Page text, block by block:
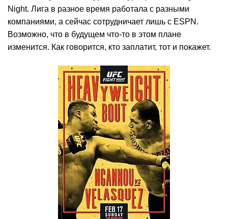
Night. Лига в разное время работала с разными
компаниями, а сейчас сотрудничает лишь с ESPN.
Возможно, что в будущем что-то в этом плане
изменится. Как говорится, кто заплатит, тот и покажет.